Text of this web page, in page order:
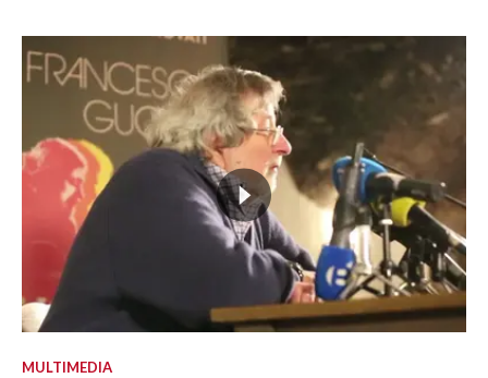
MULTIMEDIA